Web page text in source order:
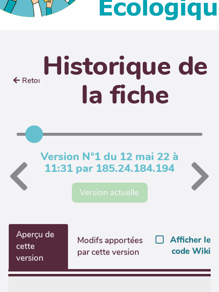
Retour Historique de
la fiche
Version N°1 du 12 mai 22 à
11:31 par 185.24.184.194
Version actuelle
Aperçu de
cette
version
Modifs apportées
par cette version
Afficher le
code Wiki